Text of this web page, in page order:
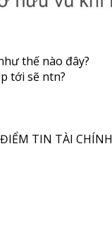
thế nào đây?
tới sẽ ntn?
ĐIỂM TIN TÀI CHÍNH